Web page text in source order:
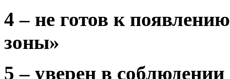
4 – не готов к
зоны»
5 – уверен в